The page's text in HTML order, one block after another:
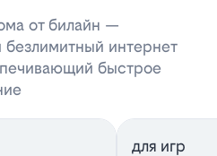
от билайн —
безлимитный интернет
быстрое
для игр